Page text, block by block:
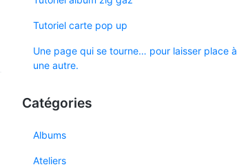
Tutoriel carte pop up
Une page qui se tourne… pour laisser place à
une autre.
Catégories
Albums
Ateliers